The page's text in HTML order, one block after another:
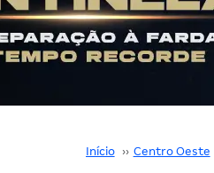
Início ›› Centro Oeste